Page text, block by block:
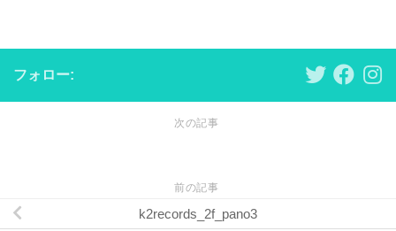
フォロー:
次の記事
前の記事
k2records_2f_pano3